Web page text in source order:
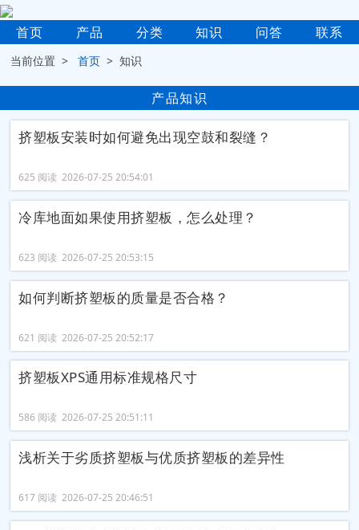
首页 产品 分类 知识 问答 联系
当前位置 >首页 > 知识
产品知识
挤塑板安装时如何避免出现空鼓和裂缝？
625 阅读 2026-07-25 20:54:01
冷库地面如果使用挤塑板，怎么处理？
623 阅读 2026-07-25 20:53:15
如何判断挤塑板的质量是否合格？
621 阅读 2026-07-25 20:52:17
挤塑板XPS通用标准规格尺寸
586 阅读 2026-07-25 20:51:11
浅析关于劣质挤塑板与优质挤塑板的差异性
617 阅读 2026-07-25 20:46:51